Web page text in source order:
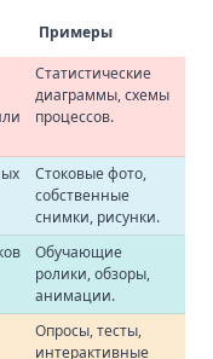
Примеры
Статистические
диаграммы, схемы
процессов.
Стоковые фото,
собственные
снимки, рисунки.
Обучающие
ролики, обзоры,
анимации.
Опросы, тесты,
интерактивные